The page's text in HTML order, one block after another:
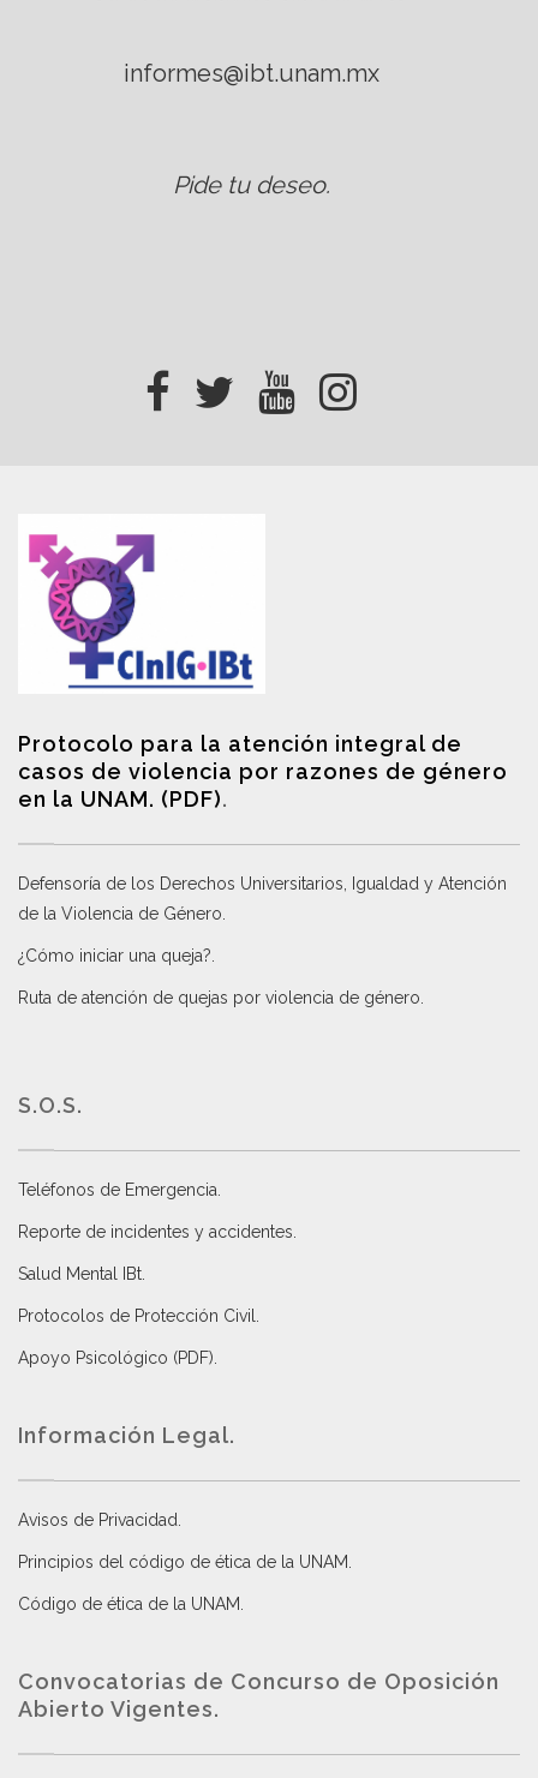
informes@ibt.unam.mx
Pide tu deseo.
Protocolo para la atención integral de
casos de violencia por razones de género
en la UNAM. (PDF).
Defensoría de los Derechos Universitarios, Igualdad y Atención
de la Violencia de Género
¿Cómo iniciar una queja?
Ruta de atención de quejas por violencia de género
S.O.S.
Teléfonos de Emergencia.
Reporte de incidentes y accidentes
Salud Mental IBt
Protocolos de Protección Civil
Apoyo Psicológico (PDF)
Información Legal.
Avisos de Privacidad
Principios del código de ética de la UNAM
Código de ética de la UNAM
Convocatorias de Concurso de Oposición
Abierto Vigentes.